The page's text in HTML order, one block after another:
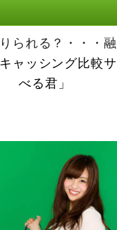
られる？・・・
ャッシング比較
べる君」